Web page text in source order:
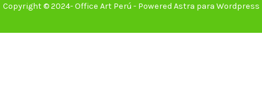
Copyright © 2024- Office Art Perú - Powered Astra para Wordpress